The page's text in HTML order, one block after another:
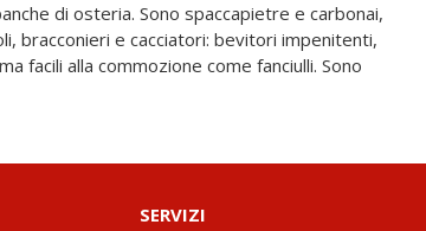
di osteria. Sono spaccapietre e carbonai,
bracconieri e cacciatori: bevitori impenitenti,
facili alla commozione come fanciulli. Sono
del Destino, la buffoneria e la tragicità, la
la dabbenaggine e la furbizia, la scabra
SERVIZI